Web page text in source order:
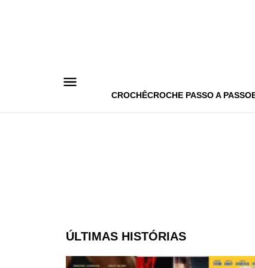
CROCHÊCROCHE PASSO A PASSO
ÚLTIMAS HISTÓRIAS